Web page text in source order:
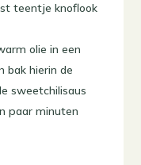
teentje knoflook
olie in een
bak hierin de
sweetchilisaus
paar minuten